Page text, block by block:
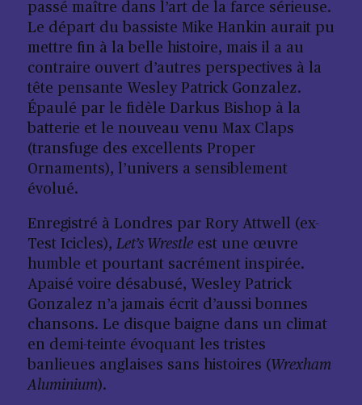
passé maître dans l’art de la farce sérieuse.
Le départ du bassiste Mike Hankin aurait pu
mettre fin à la belle histoire, mais il a au
contraire ouvert d’autres perspectives à la
tête pensante Wesley Patrick Gonzalez.
Épaulé par le fidèle Darkus Bishop à la
batterie et le nouveau venu Max Claps
(transfuge des excellents Proper
Ornaments), l’univers a sensiblement
évolué.
Enregistré à Londres par Rory Attwell (ex-
Test Icicles), Let’s Wrestleest une œuvre
humble et pourtant sacrément inspirée.
Apaisé voire désabusé, Wesley Patrick
Gonzalez n’a jamais écrit d’aussi bonnes
chansons. Le disque baigne dans un climat
en demi-teinte évoquant les tristes
banlieues anglaises sans histoires (Wrexham
Aluminium).